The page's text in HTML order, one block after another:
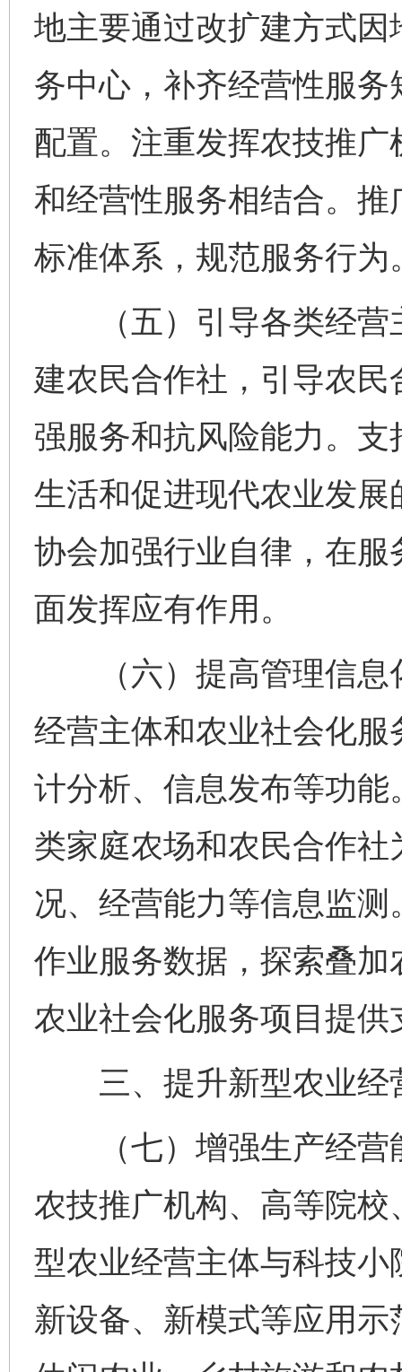
地主要通过改扩建方式
务中心，补齐经营性服
配置。注重发挥农技推
和经营性服务相结合。
标准体系，规范服务行为
（五）引导各类经营
建农民合作社，引导农
强服务和抗风险能力。
生活和促进现代农业发
协会加强行业自律，在
面发挥应有作用。
（六）提高管理信息
经营主体和农业社会化
计分析、信息发布等功
类家庭农场和农民合作
况、经营能力等信息监
作业服务数据，探索叠
农业社会化服务项目提供
三、提升新型农业经
（七）增强生产经营
农技推广机构、高等院
型农业经营主体与科技
新设备、新模式等应用